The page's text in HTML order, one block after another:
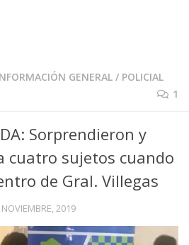
GENERAL / POLICIAL
1
Sorprendieron y
cuatro sujetos cuando
de Gral. Villegas
2019